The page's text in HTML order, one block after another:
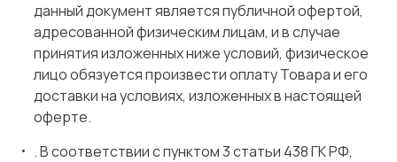
данный документ является публичной офертой,
адресованной физическим лицам, и в случае
принятия изложенных ниже условий, физическое
лицо обязуется произвести оплату Товара и его
доставки на условиях, изложенных в настоящей
оферте.
. В соответствии с пунктом 3 статьи 438 ГК РФ,